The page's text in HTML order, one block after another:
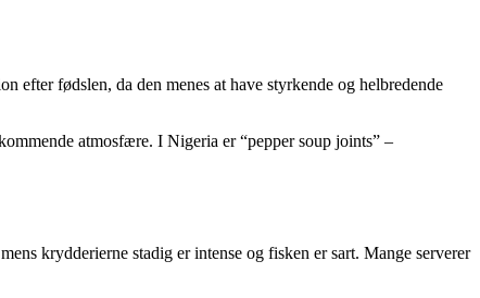
efter fødslen, da den menes at have styrkende og helbredende
atmosfære. I Nigeria er “pepper soup joints” –
krydderierne stadig er intense og fisken er sart. Mange serverer